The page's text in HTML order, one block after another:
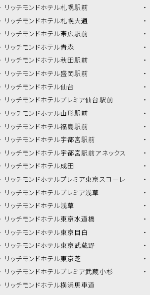
リッチモンドホテル札幌駅前
リッチモンドホテル札幌大通
リッチモンドホテル帯広駅前
リッチモンドホテル青森
リッチモンドホテル秋田駅前
リッチモンドホテル盛岡駅前
リッチモンドホテル仙台
リッチモンドホテルプレミア仙台駅前
リッチモンドホテル山形駅前
リッチモンドホテル福島駅前
リッチモンドホテル宇都宮駅前
リッチモンドホテル宇都宮駅前アネックス
リッチモンドホテル成田
リッチモンドホテルプレミア東京スコーレ
リッチモンドホテルプレミア浅草
リッチモンドホテル浅草
リッチモンドホテル東京水道橋
リッチモンドホテル東京目白
リッチモンドホテル東京武蔵野
リッチモンドホテル東京芝
リッチモンドホテルプレミア武蔵小杉
リッチモンドホテル横浜馬車道